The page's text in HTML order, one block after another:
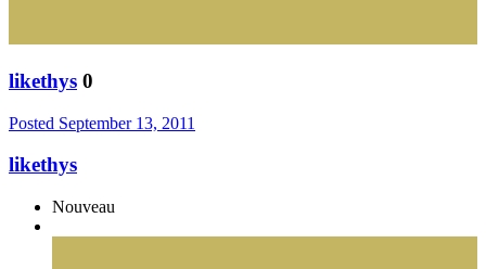
likethys 0
Posted September 13, 2011
likethys
Nouveau